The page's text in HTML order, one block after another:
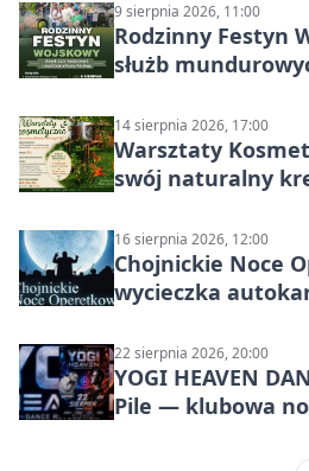
9 sierpnia 2026, 11:00
Rodzinny Festyn
służb
14 sierpnia 2026, 17:00
Warsztaty
swój naturalny
16 sierpnia 2026, 12:00
Chojnickie Noce
wycieczka
22 sierpnia 2026, 20:00
YOGI HEAVEN
Pile — klubowa